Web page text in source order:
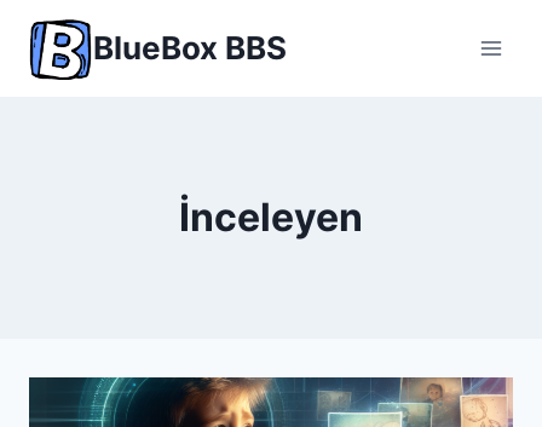
content
BlueBox BBS
İnceleyen